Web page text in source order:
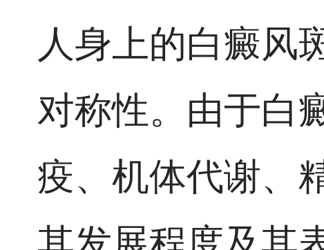
人身上的白癜风
对称性。由于白
疫、机体代谢、